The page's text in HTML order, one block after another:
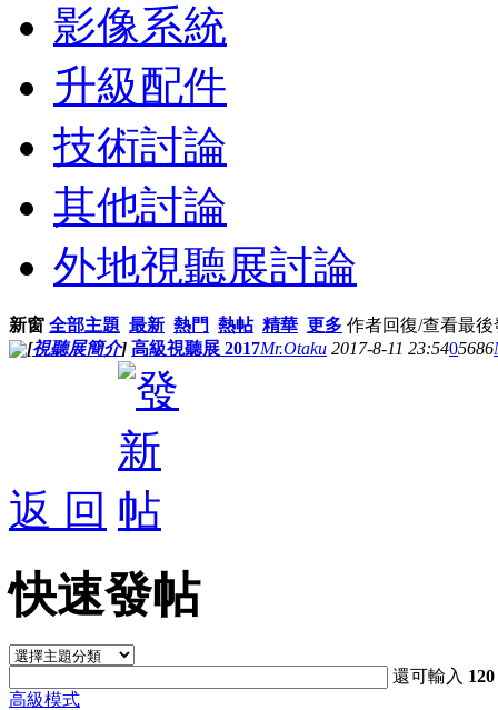
影像系統
升級配件
技術討論
其他討論
外地視聽展討論
新窗 全部主題 最新 熱門 熱帖 精華 更多 作者回復/查看最後
[視聽展簡介] 高級視聽展 2017Mr.Otaku 2017-8-11 23:5405686
返 回
快速發帖
還可輸入 120
高級模式